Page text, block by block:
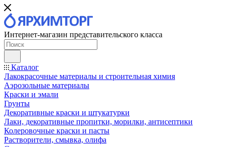
Интернет-магазин представительского класса
Каталог
Лакокрасочные материалы и строительная химия
Аэрозольные материалы
Краски и эмали
Грунты
Декоративные краски и штукатурки
Лаки, декоративные пропитки, морилки, антисептики
Колеровочные краски и пасты
Растворители, смывка, олифа